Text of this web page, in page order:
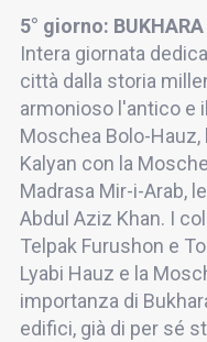
5° giorno: BUKHARA
Intera giornata
città dalla storia
armonioso l'antico e
Moschea Bolo-Hauz,
Kalyan con la
Madrasa Mir-i-Arab,
Abdul Aziz Khan. I
Telpak Furushon e
Lyabi Hauz e la
importanza di
edifici, già di per sé